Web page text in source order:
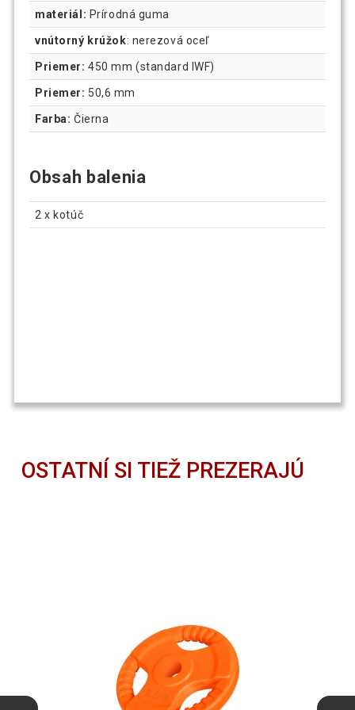
materiál: Prírodná guma
vnútorný krúžok: nerezová oceľ
Priemer: 450 mm (standard IWF)
Priemer: 50,6 mm
Farba: Čierna
Obsah balenia
2 x kotúč
OSTATNÍ SI TIEŽ PREZERAJÚ